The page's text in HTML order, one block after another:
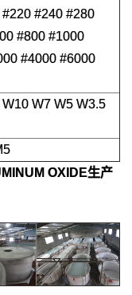
#240 #280
#800 #1000
#4000 #6000
W7 W5 W3.5
OXIDE生产